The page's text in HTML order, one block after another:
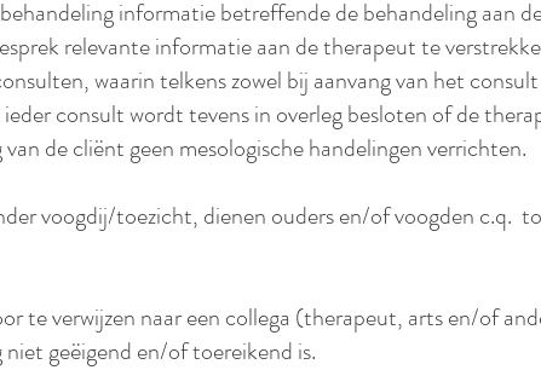
informatie betreffende de behandeling aan
relevante informatie aan de therapeut te
waarin telkens zowel bij aanvang van het
consult wordt tevens in overleg besloten of de
de cliënt geen mesologische handelingen verrichten.
voogdij/toezicht, dienen ouders en/of voogden c.q.
te verwijzen naar een collega (therapeut, arts en/of
geëigend en/of toereikend is.